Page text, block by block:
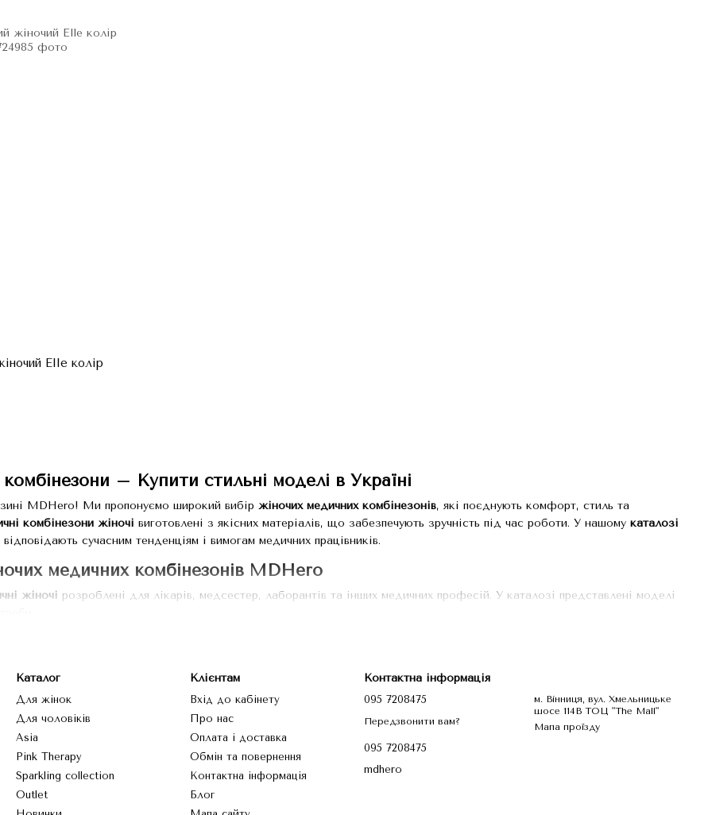
– Купити стильні моделі в Україні
MDHero! Ми пропонуємо широкий вибір жіночих медичних комбінезонів, які поєднують комфорт, стиль та
комбінезони жіночі виготовлені з якісних матеріалів, що забезпечують зручність під час роботи. У нашому каталозі
сучасним тенденціям і вимогам медичних працівників.
медичних комбінезонів MDHero
жіночі розроблені для лікарів, медсестер, лаборантів та інших медичних професій. У каталозі представлені моделі
та фасони для створення індивідуального стилю.
Size, щоб кожна жінка могла знайти ідеальний варіант.
комбінезонів від MDHero
жіночі
мають низку переваг, які роблять їх незамінними для професійного використання:
Elle колір
Каталог
Для жінок
Для чоловіків
Asia
Pink Therapy
Sparkling collection
Outlet
Клієнтам
Вхід до кабінету
Про нас
Оплата і доставка
Обмін та повернення
Контактна інформація
Блог
Контактна інформація
095 7208475
Передзвонити вам?
095 7208475
mdhero
м. Вінниця, вул. Хмельницьке
шосе 114В ТОЦ "The Mall"
Мапа проїзду